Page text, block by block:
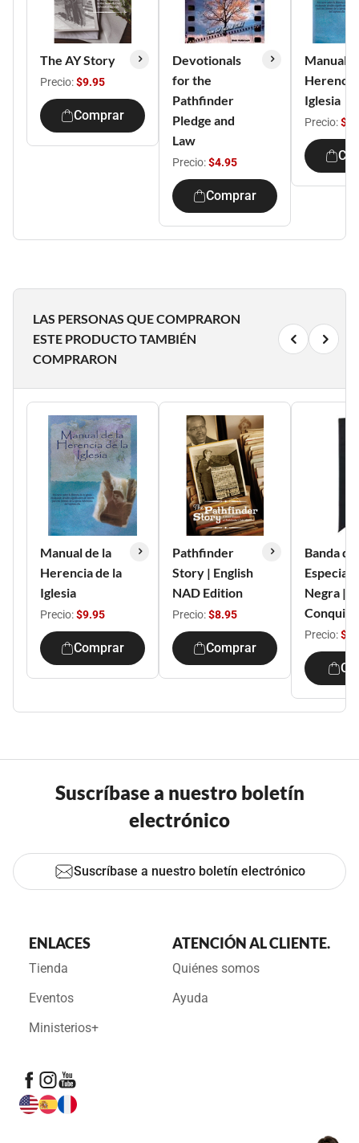
The AY Story
Precio:$9.95
Comprar
Devotionals
for the
Pathfinder
Pledge and
Law
Precio:$4.95
Comprar
Manual
Herencia
Iglesia
Precio:
LAS PERSONAS QUE COMPRARON
ESTE PRODUCTO TAMBIÉN
COMPRARON
Manual de la
Herencia de la
Iglesia
Precio:$9.95
Comprar
Pathfinder
Story | English
NAD Edition
Precio:$8.95
Comprar
Banda de
Negra |
Precio:
Suscríbase a nuestro boletín
electrónico
Suscríbase a nuestro boletín electrónico
ENLACES
Tienda
Eventos
Ministerios+
ATENCIÓN AL CLIENTE.
Quiénes somos
Ayuda